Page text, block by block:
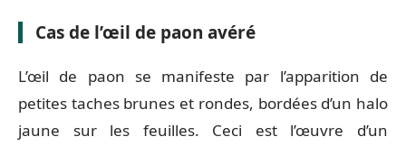
Cas de l’œil de paon avéré
L’œil de paon se manifeste par l’apparition de
petites taches brunes et rondes, bordées d’un halo
jaune sur les feuilles. Ceci est l’œuvre d’un